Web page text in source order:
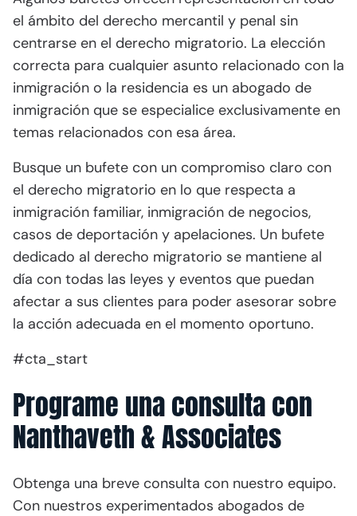
el ámbito del derecho mercantil y penal sin
centrarse en el derecho migratorio. La elección
correcta para cualquier asunto relacionado con la
inmigración o la residencia es un abogado de
inmigración que se especialice exclusivamente en
temas relacionados con esa área.
Busque un bufete con un compromiso claro con
el derecho migratorio en lo que respecta a
inmigración familiar, inmigración de negocios,
casos de deportación y apelaciones. Un bufete
dedicado al derecho migratorio se mantiene al
día con todas las leyes y eventos que puedan
afectar a sus clientes para poder asesorar sobre
la acción adecuada en el momento oportuno.
#cta_start
Programe una consulta con
Nanthaveth & Associates
Obtenga una breve consulta con nuestro equipo.
Con nuestros experimentados abogados de